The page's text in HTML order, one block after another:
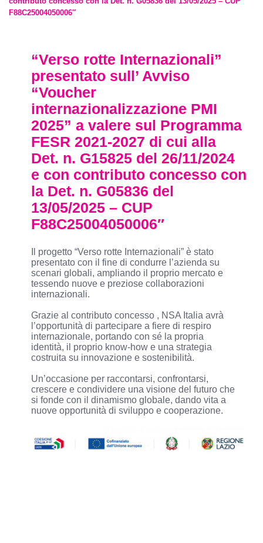
F88C25004050006″
“Verso rotte Internazionali”
presentato sull’ Avviso
“Voucher
internazionalizzazione PMI
2025” a valere sul Programma
FESR 2021-2027 di cui alla
Det. n. G15825 del 26/11/2024
e con contributo concesso con
la Det. n. G05836 del
13/05/2025 – CUP
F88C25004050006″
Il progetto “Verso rotte Internazionali” è stato
presentato con il fine di condurre l’azienda su
scenari globali, ampliando il proprio mercato e
tessendo nuove e preziose collaborazioni
internazionali.
Grazie al contributo concesso , NSA Italia avrà
l’opportunità di partecipare a fiere di respiro
internazionale, portando con sé la propria
identità, il proprio know-how e una strategia
costruita su innovazione e sostenibilità.
Un’occasione per raccontarsi, confrontarsi,
crescere e condividere una visione del futuro che
si fonde con il dinamismo globale, dando vita a
nuove opportunità di sviluppo e cooperazione.